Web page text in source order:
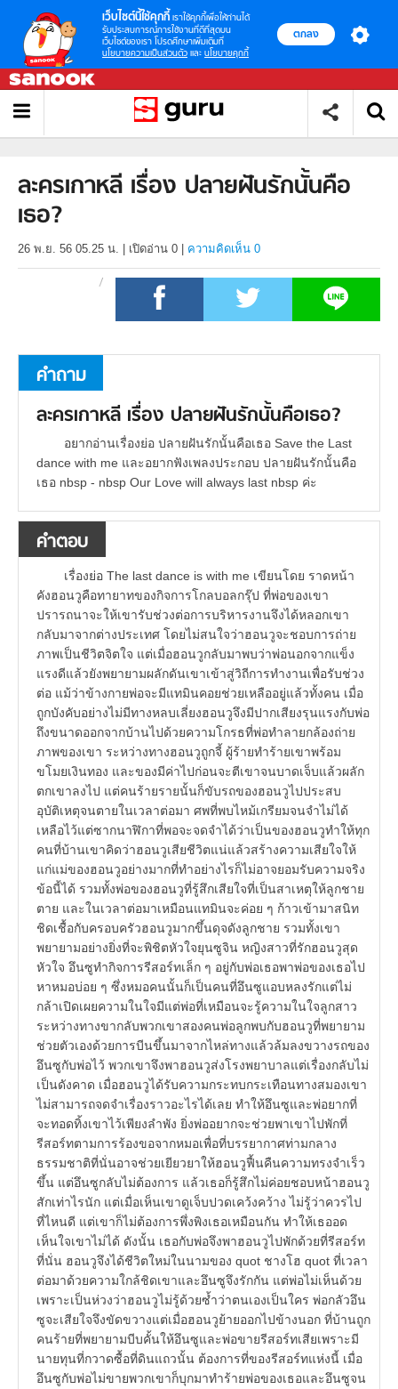
เว็บไซต์นี้ใช้คุกกี้ เราใช้คุกกี้เพื่อให้ท่านได้
รับประสบการณ์การใช้งานที่ดีที่สุดบน
เว็บไซต์ของเรา โปรดศึกษาเพิ่มเติมที่
นโยบายความเป็นส่วนตัว และ นโยบายคุกกี้
ตกลง
ละครเกาหลี เรื่อง ปลายฝันรักนั้นคือ
เธอ?
26 พ.ย. 56 05.25 น. เปิดอ่าน 0 ความคิดเห็น 0
คำถาม
ละครเกาหลี เรื่อง ปลายฝันรักนั้นคือเธอ?
อยากอ่านเรื่องย่อ ปลายฝันรักนั้นคือเธอ Save the Last
dance with me และอยากฟังเพลงประกอบ ปลายฝันรักนั้นคือ
เธอ nbsp - nbsp Our Love will always last nbsp ค่ะ
คำตอบ
เรื่องย่อ The last dance is with me เขียนโดย ราดหน้า
คังฮอนวูคือทายาทของกิจการโกลบอลกรุ๊ป ที่พ่อของเขา
ปรารถนาจะให้เขารับช่วงต่อการบริหารงานจึงได้หลอกเขา
กลับมาจากต่างประเทศ โดยไม่สนใจว่าฮอนวูจะชอบการถ่าย
ภาพเป็นชีวิตจิตใจ แต่เมื่อฮอนวูกลับมาพบว่าพ่อนอกจากแข็ง
แรงดีแล้วยังพยายามผลักดันเขาเข้าสู่วิถีการทำงานเพื่อรับช่วง
ต่อ แม้ว่าข้างกายพ่อจะมีแทมินคอยช่วยเหลืออยู่แล้วทั้งคน เมื่อ
ถูกบังคับอย่างไม่มีทางหลบเลี่ยงฮอนวูจึงมีปากเสียงรุนแรงกับพ่อ
ถึงขนาดออกจากบ้านไปด้วยความโกรธที่พ่อทำลายกล้องถ่าย
ภาพของเขา ระหว่างทางฮอนวูถูกจี้ ผู้ร้ายทำร้ายเขาพร้อม
ขโมยเงินทอง และของมีค่าไปก่อนจะตีเขาจนบาดเจ็บแล้วผลัก
ตกเขาลงไป แต่คนร้ายรายนั้นก็ขับรถของฮอนวูไปประสบ
อุบัติเหตุจนตายในเวลาต่อมา ศพที่พบไหม้เกรียมจนจำไม่ได้
เหลือไว้แต่ซากนาฬิกาที่พอจะจดจำได้ว่าเป็นของฮอนวูทำให้ทุก
คนที่บ้านเขาคิดว่าฮอนวูเสียชีวิตแน่แล้วสร้างความเสียใจให้
แก่แม่ของฮอนวูอย่างมากที่ทำอย่างไรก็ไม่อาจยอมรับความจริง
ข้อนี้ได้ รวมทั้งพ่อของฮอนวูที่รู้สึกเสียใจที่เป็นสาเหตุให้ลูกชาย
ตาย และในเวลาต่อมาเหมือนแทมินจะค่อย ๆ ก้าวเข้ามาสนิท
ชิดเชื้อกับครอบครัวฮอนวูมากขึ้นดุจดังลูกชาย รวมทั้งเขา
พยายามอย่างยิ่งที่จะพิชิตหัวใจยุนซูจิน หญิงสาวที่รักฮอนวูสุด
หัวใจ อึนซูทำกิจการรีสอร์ทเล็ก ๆ อยู่กับพ่อเธอพาพ่อของเธอไป
หาหมอบ่อย ๆ ซึ่งหมอคนนั้นก็เป็นคนที่อึนซูแอบหลงรักแต่ไม่
กล้าเปิดเผยความในใจมีแต่พ่อที่เหมือนจะรู้ความในใจลูกสาว
ระหว่างทางขากลับพวกเขาสองคนพ่อลูกพบกับฮอนวูที่พยายาม
ช่วยตัวเองด้วยการบีนขึ้นมาจากไหล่ทางแล้วล้มลงขวางรถของ
อึนซูกับพ่อไว้ พวกเขาจึงพาฮอนวูส่งโรงพยาบาลแต่เรื่องกลับไม่
เป็นดังคาด เมื่อฮอนวูได้รับความกระทบกระเทือนทางสมองเขา
ไม่สามารถจดจำเรื่องราวอะไรได้เลย ทำให้อึนซูและพ่อยากที่
จะทอดทิ้งเขาไว้เพียงลำพัง ยิ่งพ่ออยากจะช่วยพาเขาไปพักที่
รีสอร์ทตามการร้องขอจากหมอเพื่อที่บรรยากาศท่ามกลาง
ธรรมชาติที่นั่นอาจช่วยเยียวยาให้ฮอนวูฟื้นคืนความทรงจำเร็ว
ขึ้น แต่อึนซูกลับไม่ต้องการ แล้วเธอก็รู้สึกไม่ค่อยชอบหน้าฮอนวู
สักเท่าไรนัก แต่เมื่อเห็นเขาดูเจ็บปวดเคว้งคว้าง ไม่รู้ว่าควรไป
ที่ไหนดี แต่เขาก็ไม่ต้องการพึ่งพิงเธอเหมือนกัน ทำให้เธออด
เห็นใจเขาไม่ได้ ดังนั้น เธอกับพ่อจึงพาฮอนวูไปพักด้วยที่รีสอร์ท
ที่นั่น ฮอนวูจึงได้ชีวิตใหม่ในนามของ quot ชางโฮ quot ที่เวลา
ต่อมาด้วยความใกล้ชิดเขาและอึนซูจึงรักกัน แต่พ่อไม่เห็นด้วย
เพราะเป็นห่วงว่าฮอนวูไม่รู้ด้วยซ้ำว่าตนเองเป็นใคร พ่อกลัวอึน
ซูจะเสียใจจึงขัดขวางแต่เมื่อฮอนวูย้ายออกไปข้างนอก ที่บ้านถูก
คนร้ายที่พยายามบีบคั้นให้อึนซูและพ่อขายรีสอร์ทเสียเพราะมี
นายทุนที่กวาดซื้อที่ดินแถวนั้น ต้องการที่ของรีสอร์ทแห่งนี้ เมื่อ
อึนซูกับพ่อไม่ขายพวกเขาก็บุกมาทำร้ายพ่อของเธอและอึนซูจน